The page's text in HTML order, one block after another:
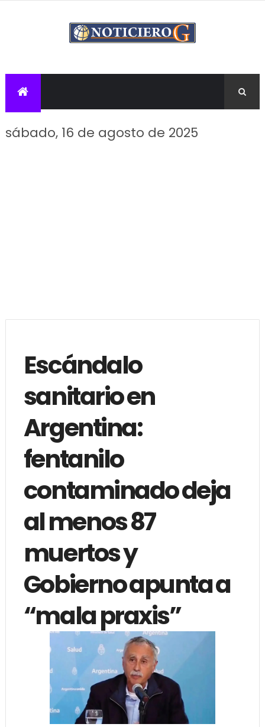
sábado, 16 de agosto de 2025
Escándalo
sanitario en
Argentina:
fentanilo
contaminado deja
al menos 87
muertos y
Gobierno apunta a
“mala praxis”